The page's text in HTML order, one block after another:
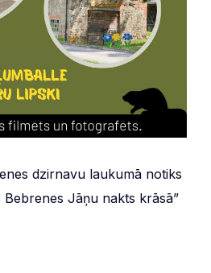
dzirnavu laukumā notiks
Bebrenes Jāņu nakts krāsā”